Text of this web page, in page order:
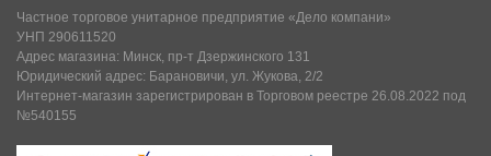
Частное торговое унитарное предприятие «Дело компани»
УНП 290611520
Адрес магазина: Минск, пр-т Дзержинского 131
Юридический адрес: Барановичи, ул. Жукова, 2/2
Интернет-магазин зарегистрирован в Торговом реестре 26.08.2022 под
№540155